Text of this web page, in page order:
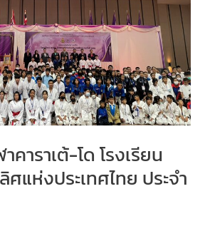
าราเต้-โด โรงเรียน
แห่งประเทศไทย ประจำ